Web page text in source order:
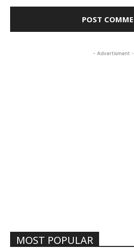
- Advertisment -
MOST POPULAR